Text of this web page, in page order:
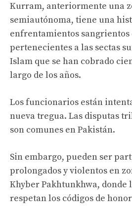
Kurram, anteriormente una
semiautónoma, tiene una
enfrentamientos
pertenecientes a las sectas
Islam que se han cobrado
largo de los años.
Los funcionarios están
nueva tregua. Las disputas
son comunes en Pakistán.
Sin embargo, pueden ser
prolongados y violentos en
Khyber Pakhtunkhwa, donde
respetan los códigos de